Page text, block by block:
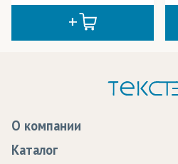
О компании
Каталог